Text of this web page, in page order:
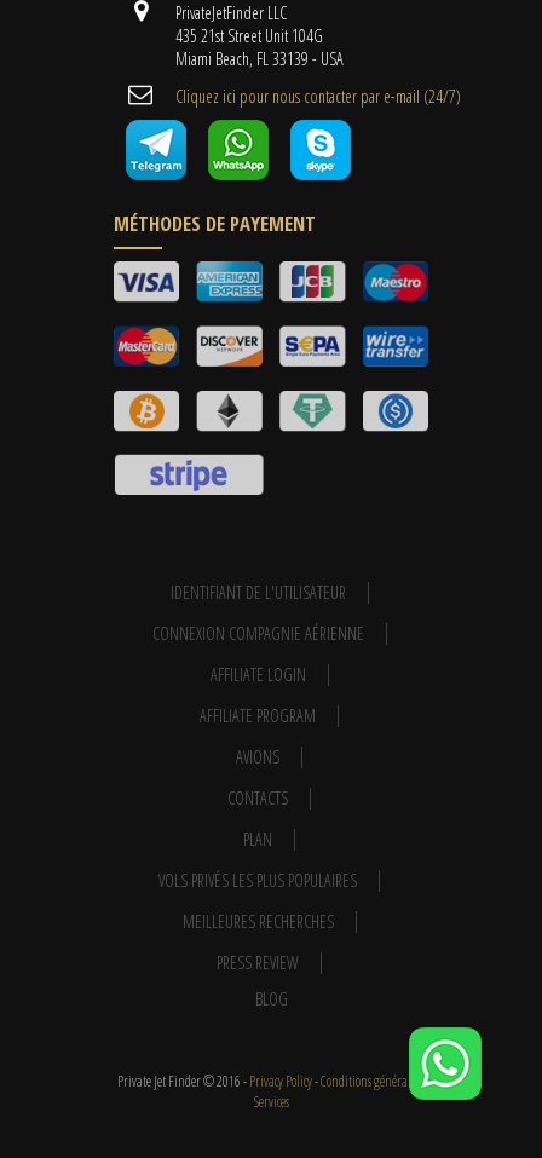
PrivateJetFinder LLC
435 21st Street Unit 104G
Miami Beach, FL 33139 - USA
Cliquez ici pour nous contacter par e-mail (24/7)
MÉTHODES DE PAYEMENT
IDENTIFIANT DE L'UTILISATEUR
CONNEXION COMPAGNIE AÉRIENNE
AFFILIATE LOGIN
AFFILIATE PROGRAM
AVIONS
CONTACTS
PLAN
VOLS PRIVÉS LES PLUS POPULAIRES
MEILLEURES RECHERCHES
PRESS REVIEW
BLOG
Private Jet Finder © 2016 -Privacy Policy-Conditions générales -
Services